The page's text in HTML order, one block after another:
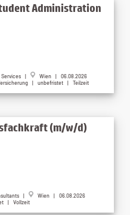
Administration
|
Wien | 06.08.2026
| unbefristet | Teilzeit
(m/w/d)
|
Wien | 06.08.2026
| Vollzeit